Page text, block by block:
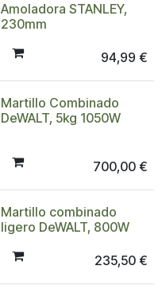
Amoladora STANLEY,
230mm
94,99 €
Martillo Combinado
DeWALT, 5kg 1050W
700,00€
Martillo combinado
ligero DeWALT, 800W
235,50€